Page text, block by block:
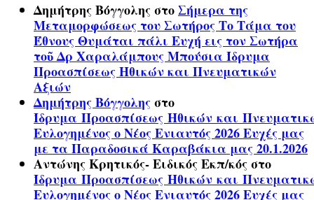
Δημήτρης ΒόγγοληςστοΣήμερα της
Μεταμορφώσεως του Σωτήρος Το Τάμα του
Έθνους Θυμάται πάλι Ευχή εις τον Σωτήρα
τοῦ Δρ Χαραλάμπους Μπούσια Ίδρυμα
Προασπίσεως Ηθικών και Πνευματικών
Αξιών
Δημήτρης Βόγγοληςστο
Ίδρυμα Προασπίσεως Ηθικών και
Ευλογημένος ο Νέος Ενιαυτός 2026 Ευχές μας
με τα Παραδοσικά Καραβάκια μας 20.1.2026
Αντώνης Κρητικός- Ειδικός Εκπ/κόςστο
Ίδρυμα Προασπίσεως Ηθικών και
Ευλογημένος ο Νέος Ενιαυτός 2026 Ευχές μας